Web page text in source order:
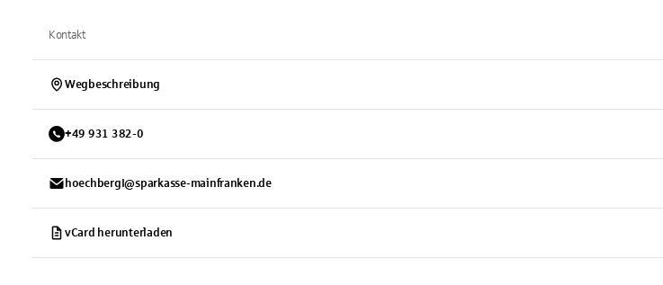
Kontakt
Wegbeschreibung
+49 931 382-0
hoechbergI@sparkasse-mainfranken.de
vCard herunterladen